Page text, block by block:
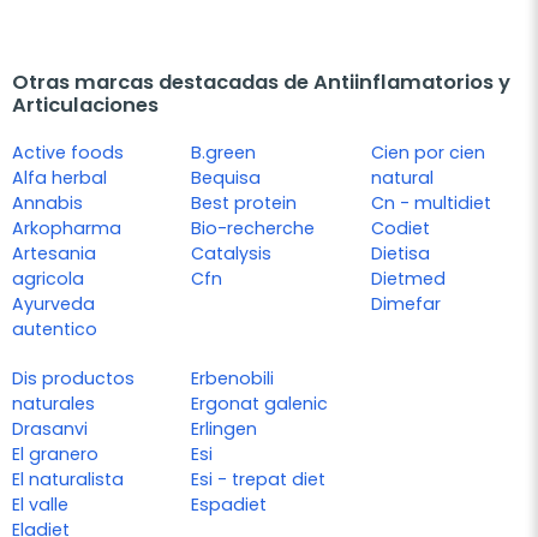
Otras marcas destacadas de Antiinflamatorios y
Articulaciones
Active foods
Alfa herbal
Annabis
Arkopharma
Artesania
agricola
Ayurveda
autentico
B.green
Bequisa
Best protein
Bio-recherche
Catalysis
Cfn
Cien por cien
natural
Cn - multidiet
Codiet
Dietisa
Dietmed
Dimefar
Dis productos
naturales
Drasanvi
El granero
El naturalista
El valle
Eladiet
Erbenobili
Ergonat galenic
Erlingen
Esi
Esi - trepat diet
Espadiet